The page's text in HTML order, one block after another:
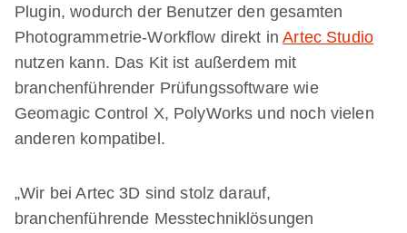
Plugin, wodurch der Benutzer den gesamten
Photogrammetrie-Workflow direkt inArtec Studio
nutzen kann. Das Kit ist außerdem mit
branchenführender Prüfungssoftware wie
Geomagic Control X, PolyWorks und noch vielen
anderen kompatibel.
„Wir bei Artec 3D sind stolz darauf,
branchenführende Messtechniklösungen